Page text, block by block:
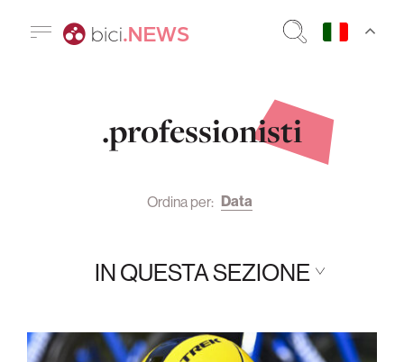
.professionisti
Ordina per: Data
IN QUESTA SEZIONE